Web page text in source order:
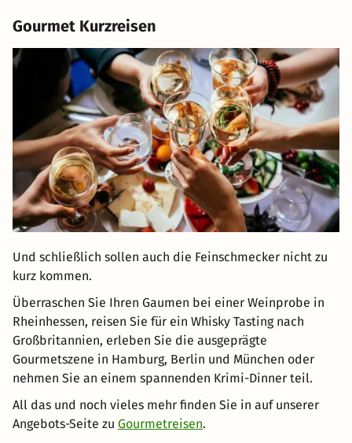
Gourmet Kurzreisen
Und schließlich sollen auch die Feinschmecker nicht zu
kurz kommen.
Überraschen Sie Ihren Gaumen bei einer Weinprobe in
Rheinhessen, reisen Sie für ein Whisky Tasting nach
Großbritannien, erleben Sie die ausgeprägte
Gourmetszene in Hamburg, Berlin und München oder
nehmen Sie an einem spannenden Krimi-Dinner teil.
All das und noch vieles mehr finden Sie in auf unserer
Angebots-Seite zu Gourmetreisen.